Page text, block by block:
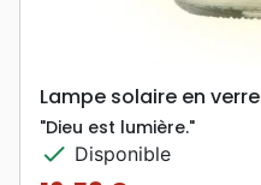
Lampe solaire en verre
"Dieu est lumière."
check Disponible